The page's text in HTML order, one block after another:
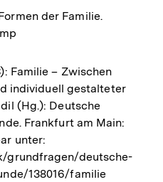
der Familie.
Familie – Zwischen
individuell gestalteter
(Hg.): Deutsche
Frankfurt am Main:
unter:
grundfragen/deutsche-
138016/familie